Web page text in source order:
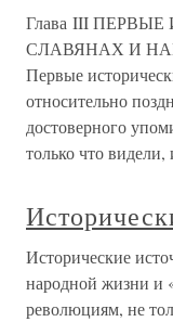
Глава III
СЛАВЯНАХ И
Первые
относительно
достоверного
только что видели,
Исторические
народной жизни и
революциям, не